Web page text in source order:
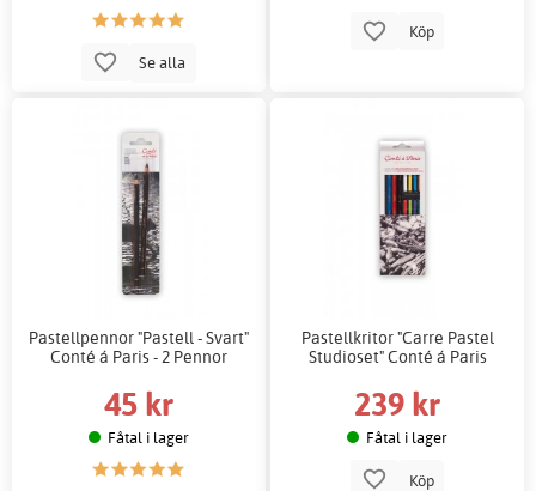
Se alla
Köp
Pastellpennor "Pastell - Svart"
Conté á Paris - 2 Pennor
45 kr
Fåtal i lager
Pastellkritor "Carre Pastel
Studioset" Conté á Paris
239 kr
Fåtal i lager
Köp